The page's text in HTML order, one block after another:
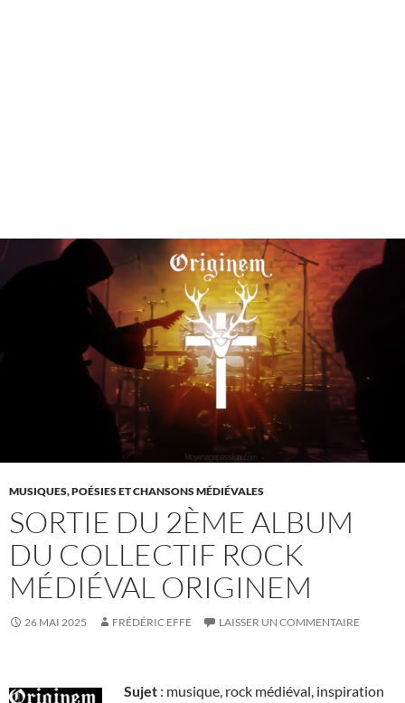
MUSIQUES, POÉSIES ET CHANSONS MÉDIÉVALES
SORTIE DU 2ÈME ALBUM
DU COLLECTIF ROCK
MÉDIÉVAL ORIGINEM
26 MAI 2025 FRÉDÉRIC EFFE LAISSER UN COMMENTAIRE
Sujet : musique, rock médiéval, inspiration